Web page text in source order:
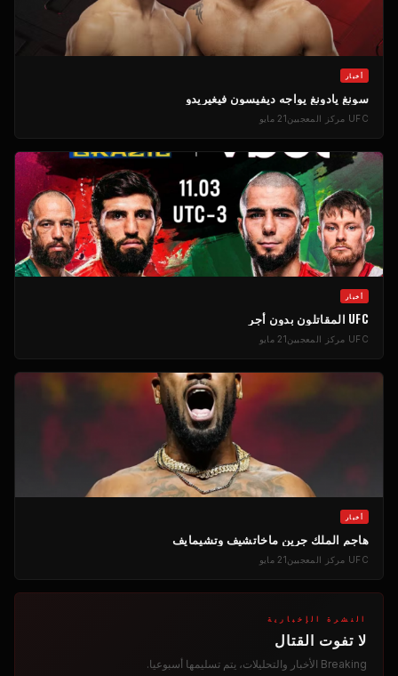
أخبار
سونغ يادونغ يواجه ديفيسون فيغيريدو
UFC مركز المعجبين 21 مايو
أخبار
UFC المقاتلون بدون أجر
UFC مركز المعجبين 21 مايو
أخبار
هاجم الملك جرين ماخاتشيف وتشيمايف
UFC مركز المعجبين 21 مايو
النشرة الإخبارية
لا تفوت القتال
Breaking الأخبار والتحليلات، يتم تسليمها أسبوعيا.